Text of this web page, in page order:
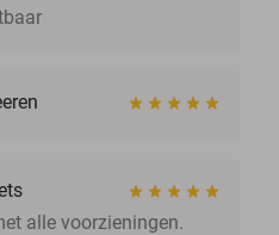
alle voorzieningen.